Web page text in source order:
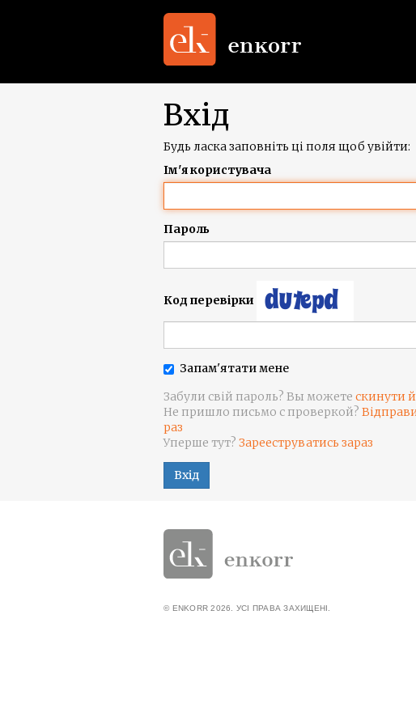
Вхід
Будь ласка заповніть ці поля щоб увійти:
Ім'я користувача
Пароль
Код перевірки
Запам'ятати мене
Забули свій пароль? Вы можете скинути
Не пришло письмо с проверкой?
раз
Уперше тут? Зарееструватись зараз
Вхід
© ENKORR 2026. УСІ ПРАВА ЗАХИЩЕНІ.